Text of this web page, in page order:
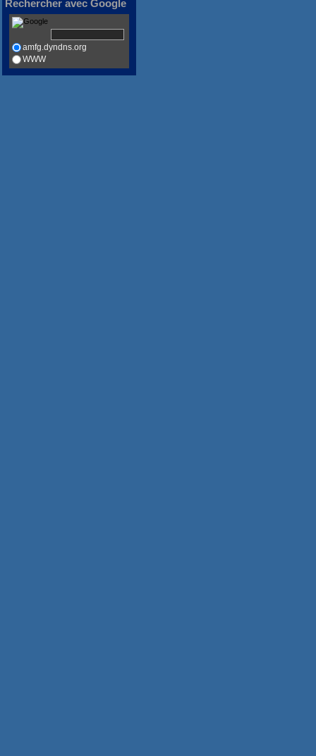
Rechercher avec Google
amfg.dyndns.org
WWW